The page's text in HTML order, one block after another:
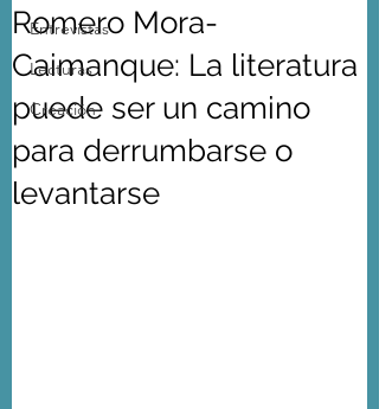
Entrevistas
Lecturas
Creación
Romero Mora-
Caimanque: La literatura
puede ser un camino
para derrumbarse o
levantarse